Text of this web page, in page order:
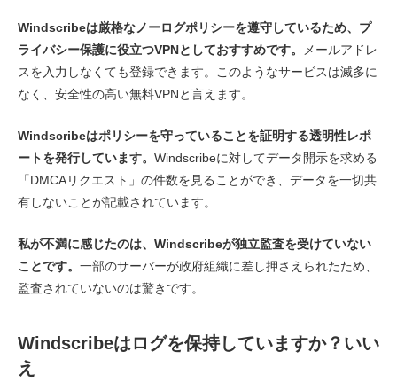
Windscribeは厳格なノーログポリシーを遵守しているため、プ
ライバシー保護に役立つVPNとしておすすめです。
メールアドレ
スを入力しなくても登録できます。このようなサービスは滅多に
なく、安全性の高い無料VPNと言えます。
Windscribeはポリシーを守っていることを証明する透明性レポ
ートを発行しています。 Windscribeに対してデータ開示を求める
「DMCAリクエスト」の件数を見ることができ、データを一切共
有しないことが記載されています。
私が不満に感じたのは、Windscribeが独立監査を受けていない
ことです。 一部のサーバーが政府組織に差し押さえられたため、
監査されていないのは驚きです。
Windscribeはログを保持していますか？いい
え